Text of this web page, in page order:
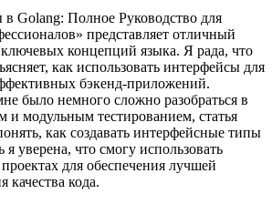
Golang: Полное Руководство для
представляет отличный
ключевых концепций языка. Я рада, что
как использовать интерфейсы для
бэкенд-приложений.
было немного сложно разобраться в
и модульным тестированием, статья
как создавать интерфейсные типы
я уверена, что смогу использовать
для обеспечения лучшей
качества кода.